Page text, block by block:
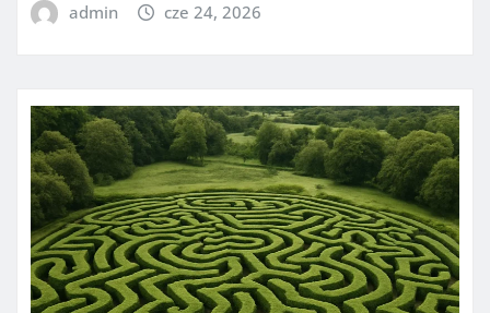
admin cze 24, 2026